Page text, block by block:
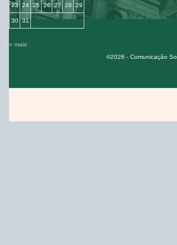
23 24 25 26 27 28 29
30 31
« maio
©2026 - Comunicação